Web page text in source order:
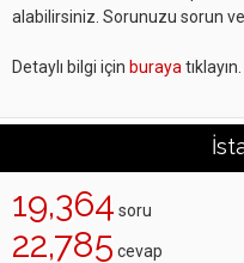
alabilirsiniz. Sorunuzu sorun ve
Detaylı bilgi için buraya tıklayın.
19,364 soru
22,785 cevap